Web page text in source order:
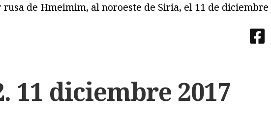
de Hmeimim, al noroeste de Siria, el 11 de diciembre
11 diciembre 2017